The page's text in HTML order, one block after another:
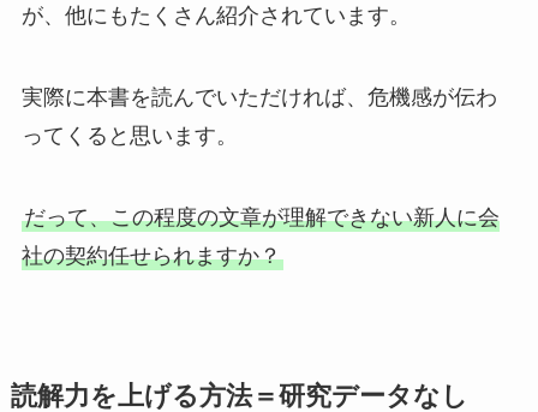
が、他にもたくさん紹介されています。
実際に本書を読んでいただければ、危機感が伝わ
ってくると思います。
だって、この程度の文章が理解できない新人に会
社の契約任せられますか？
読解力を上げる方法＝研究データなし